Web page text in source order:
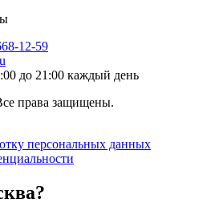
12-59
до 21:00 каждый день
права защищены.
персональных данных